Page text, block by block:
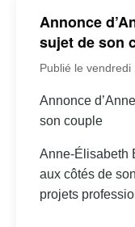
Annonce
sujet de son
Publié le
Annonce
son couple
Anne-Élisabeth
aux côtés de
projets